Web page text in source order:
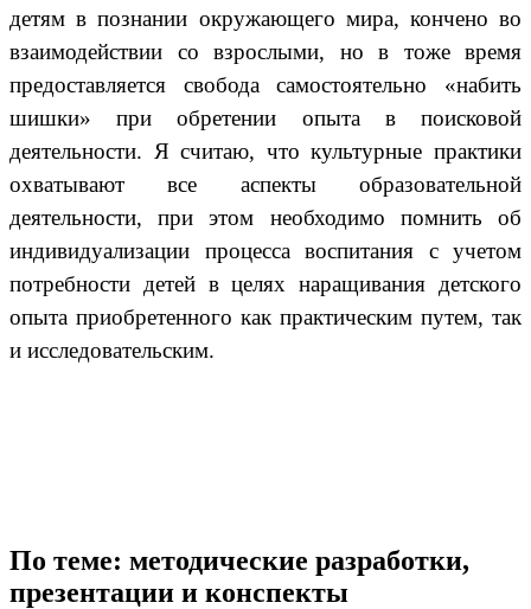
детям в познании окружающего мира, кончено во
взаимодействии со взрослыми, но в тоже время
предоставляется свобода самостоятельно «набить
шишки» при обретении опыта в поисковой
деятельности. Я считаю, что культурные практики
охватывают все аспекты образовательной
деятельности, при этом необходимо помнить об
индивидуализации процесса воспитания с учетом
потребности детей в целях наращивания детского
опыта приобретенного как практическим путем, так
и исследовательским.
По теме: методические разработки,
презентации и конспекты